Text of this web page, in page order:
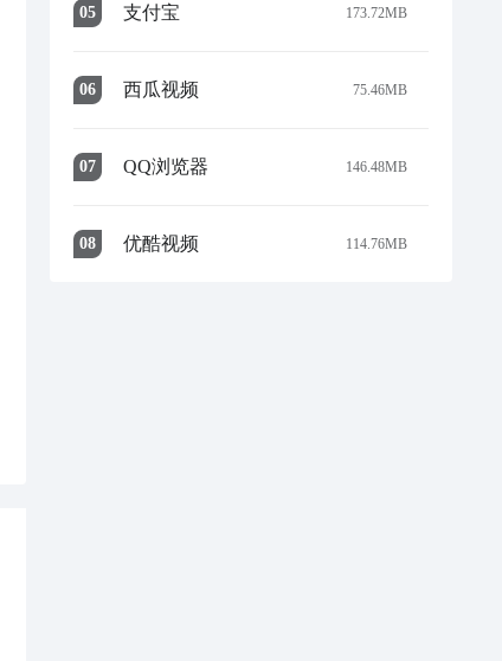
05 支付宝 173.72MB
06 西瓜视频 75.46MB
07 QQ浏览器 146.48MB
08 优酷视频 114.76MB